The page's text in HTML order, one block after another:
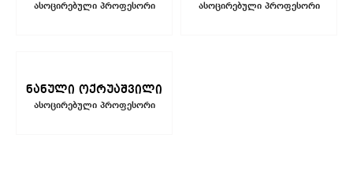
ასოცირებული პროფესორი ასოცირებული პროფესორი
ნანული ოქრუაშვილი
ასოცირებული პროფესორი